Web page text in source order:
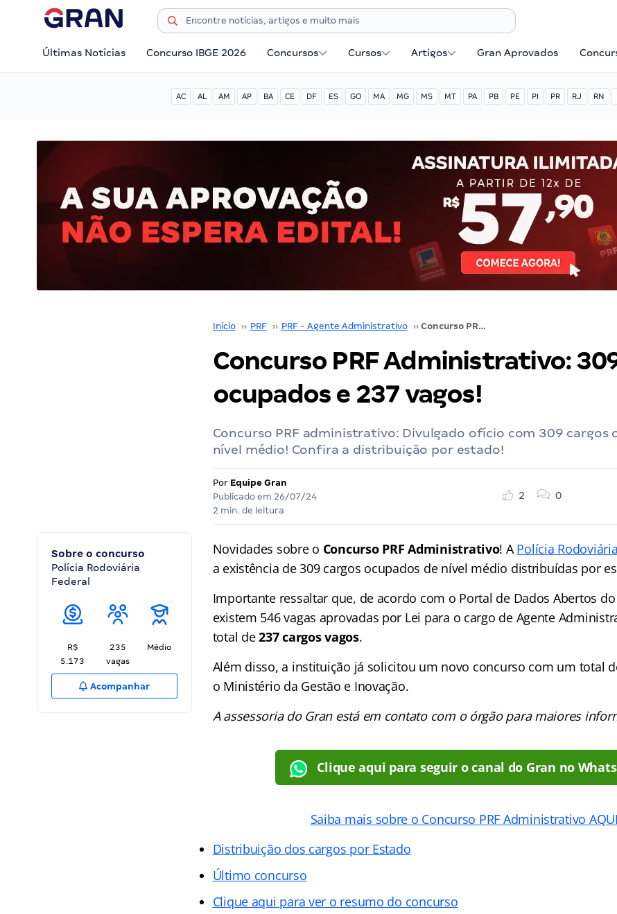
Últimas Notícias Concurso IBGE 2026 Concursos Cursos Artigos Gran Aprovados
AC AL AM AP BA CE DF ES GO MA MG MS MT PA PB PE PI PR RJ RN
Início ›› PRF ›› PRF - Agente Administrativo ›› Concurso PRF Administrativo: 309 cargos ocupados e 237 vagos!
Concurso PRF Administrativo:
ocupados e 237 vagos!
Concurso PRF administrativo: Divulgado ofício com 309 cargos
nível médio! Confira a distribuição por estado!
Por Equipe Gran
Publicado em 26/07/24
2 min. de leitura
2 0
Sobre o concurso
Polícia Rodoviária
Federal
R$
5.173
235
vagas
Médio
Acompanhar
Novidades sobre o Concurso PRF Administrativo! APolícia
a existência de 309 cargos ocupados de nível médio distribuídas por
Importante ressaltar que, de acordo com o Portal de Dados Abertos
existem 546 vagas aprovadas por Lei para o cargo de Agente
total de237 cargos vagos.
Além disso, a instituição já solicitou um novo concurso com um total
o Ministério da Gestão e Inovação.
A assessoria do Gran está em contato com o órgão para maiores
Clique aqui para seguir o canal do Gran no
Saiba mais sobre o Concurso PRF Administrativo
Distribuição dos cargos por Estado
Último concurso
Clique aqui para ver o resumo do concurso